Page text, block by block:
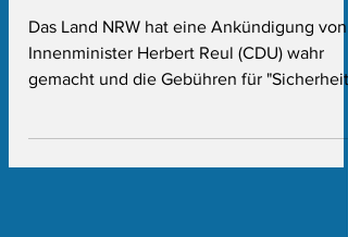
auch...
Das Land NRW hat eine Ankündigung von
Innenminister Herbert Reul (CDU) wahr
Ordnung und...